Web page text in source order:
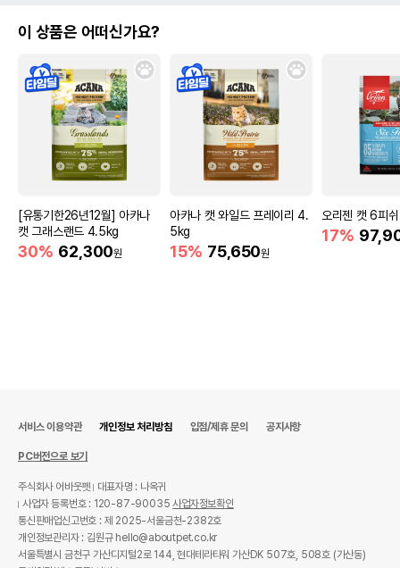
이 상품은 어떠신가요?
[유통기한26년12월] 아카나
캣 그래스랜드 4.5kg
30% 62,300원
아카나 캣 와일드 프레이리 4.
5kg
15% 75,650원
오리젠 캣 6피
17%
서비스 이용약관 개인정보 처리방침 입점/제휴 문의 공지사항
PC버전으로 보기
주식회사 어바웃펫
대표자명 : 나옥귀
사업자 등록번호 : 120-87-90035사업자정보확인
통신판매업신고번호 : 제 2025-서울금천-2382호
개인정보관리자 : 김원규 hello@aboutpet.co.kr
서울특별시 금천구 가산디지털2로 144, 현대테라타워 가산DK 507호, 508호 (가산동)